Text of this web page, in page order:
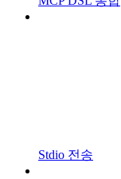
Stdio 전송